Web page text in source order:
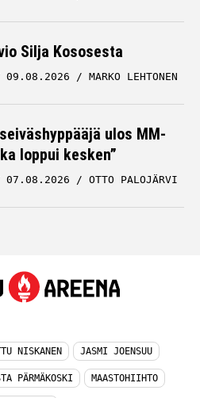
Silja Kososesta
09.08.2026 MARKO LEHTONEN
ulos MM-
loppui kesken”
07.08.2026 OTTO PALOJÄRVI
NISKANEN JASMI JOENSUU
PÄRMÄKOSKI MAASTOHIIHTO